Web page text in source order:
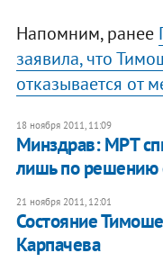
Напомним, ранее
заявила, что
отказывается от
18 ноября 2011, 11:09
Минздрав: МРТ
лишь по решению
21 ноября 2011, 12:01
Состояние
Карпачева